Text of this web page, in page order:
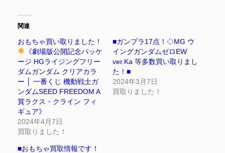
関連
おもちゃ買い取りました！
《劇場版公開記念パッケ
ージ HGライジングフリー
ダムガンダム クリアカラ
ー │ 一番くじ 機動戦士ガ
ンダムSEED FREEDOM A
賞ラクス・クライン フィ
ギュア》
2024年4月7日
買取りました！
■ガンプラ17点！◇MG ウ
イングガンダムゼロEW
ver.Ka 等多数買い取りまし
た！■
2024年3月7日
買取りました！
■おもちゃ買取情報です！